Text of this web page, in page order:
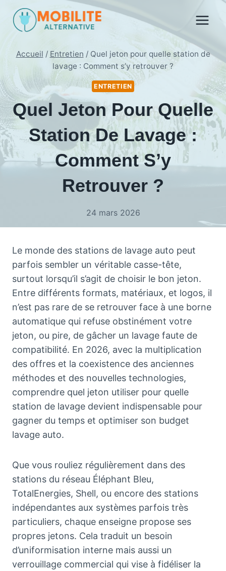
contenu
Accueil / Entretien / Quel jeton pour quelle station de
lavage : Comment s’y retrouver ?
ENTRETIEN
Quel Jeton Pour Quelle
Station De Lavage :
Comment S’y
Retrouver ?
24 mars 2026
Le monde des stations de lavage auto peut
parfois sembler un véritable casse-tête,
surtout lorsqu’il s’agit de choisir le bon jeton.
Entre différents formats, matériaux, et logos, il
n’est pas rare de se retrouver face à une borne
automatique qui refuse obstinément votre
jeton, ou pire, de gâcher un lavage faute de
compatibilité. En 2026, avec la multiplication
des offres et la coexistence des anciennes
méthodes et des nouvelles technologies,
comprendre quel jeton utiliser pour quelle
station de lavage devient indispensable pour
gagner du temps et optimiser son budget
lavage auto.
Que vous rouliez régulièrement dans des
stations du réseau Éléphant Bleu,
TotalEnergies, Shell, ou encore des stations
indépendantes aux systèmes parfois très
particuliers, chaque enseigne propose ses
propres jetons. Cela traduit un besoin
d’uniformisation interne mais aussi un
verrouillage commercial qui vise à fidéliser la